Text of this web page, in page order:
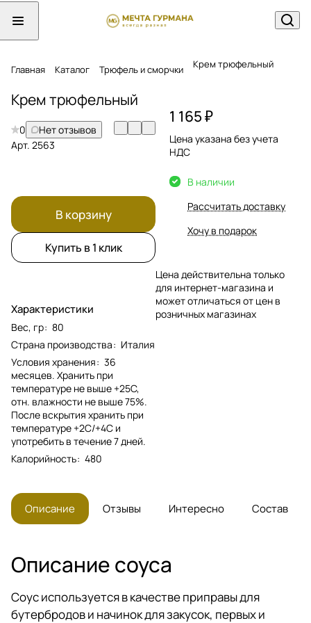
Главная Каталог Трюфель и сморчки Крем трюфельный
Крем трюфельный
0
Нет отзывов
Арт. 2563
В корзину
Купить в 1 клик
Характеристики
Вес, гр: 80
Страна производства: Италия
Условия хранения: 36
месяцев. Хранить при
температуре не выше +25С,
отн. влажности не выше 75%.
После вскрытия хранить при
температуре +2С/+4С и
употребить в течение 7 дней.
Калорийность: 480
1 165 ₽
Цена указана без учета
НДС
В наличии
Рассчитать доставку
Хочу в подарок
Цена действительна только
для интернет-магазина и
может отличаться от цен в
розничных магазинах
Описание Отзывы Интересно Состав
Описание соуса
Соус используется в качестве приправы для
бутербродов и начинок для закусок, первых и